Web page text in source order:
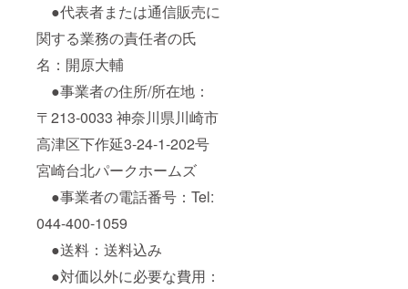
●代表者または通信販売に
関する業務の責任者の氏
名：開原大輔
●事業者の住所/所在地：
〒213-0033 神奈川県川崎市
高津区下作延3-24-1-202号
宮崎台北パークホームズ
●事業者の電話番号：Tel:
044-400-1059
●送料：送料込み
●対価以外に必要な費用：